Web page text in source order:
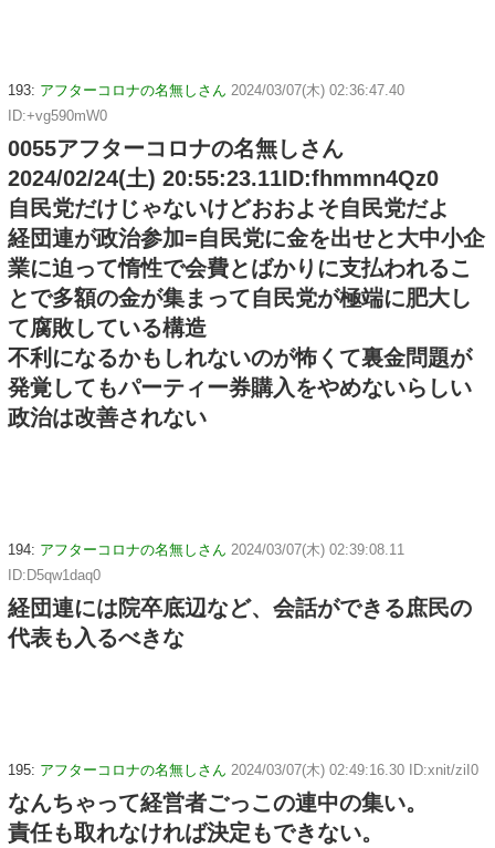
193: アフターコロナの名無しさん 2024/03/07(木) 02:36:47.40
ID:+vg590mW0
0055アフターコロナの名無しさん
2024/02/24(土) 20:55:23.11ID:fhmmn4Qz0
自民党だけじゃないけどおおよそ自民党だよ
経団連が政治参加=自民党に金を出せと大中小企
業に迫って惰性で会費とばかりに支払われるこ
とで多額の金が集まって自民党が極端に肥大し
て腐敗している構造
不利になるかもしれないのが怖くて裏金問題が
発覚してもパーティー券購入をやめないらしい
政治は改善されない
194: アフターコロナの名無しさん 2024/03/07(木) 02:39:08.11
ID:D5qw1daq0
経団連には院卒底辺など、会話ができる庶民の
代表も入るべきな
195: アフターコロナの名無しさん 2024/03/07(木) 02:49:16.30 ID:xnit/ziI0
なんちゃって経営者ごっこの連中の集い。
責任も取れなければ決定もできない。